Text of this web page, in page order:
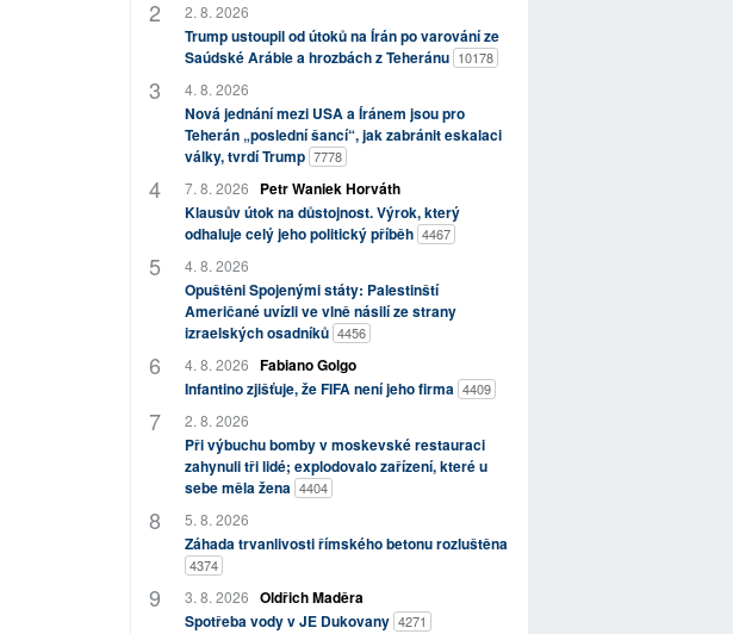
2. 8. 2026
Trump ustoupil od útoků na Írán po varování ze
Saúdské Arábie a hrozbách z Teheránu 10178
4. 8. 2026
Nová jednání mezi USA a Íránem jsou pro
Teherán „poslední šancí“, jak zabránit eskalaci
války, tvrdí Trump 7778
7. 8. 2026
Petr Waniek Horváth
Klausův útok na důstojnost. Výrok, který
odhaluje celý jeho politický příběh 4467
4. 8. 2026
Opuštěni Spojenými státy: Palestinští
Američané uvízli ve vlně násilí ze strany
izraelských osadníků 4456
4. 8. 2026 Fabiano Golgo
Infantino zjišťuje, že FIFA není jeho firma 4409
2. 8. 2026
Při výbuchu bomby v moskevské restauraci
zahynuli tři lidé; explodovalo zařízení, které u
sebe měla žena 4404
5. 8. 2026
Záhada trvanlivosti římského betonu rozluštěna
4374
3. 8. 2026 Oldřich Maděra
Spotřeba vody v JE Dukovany 4271